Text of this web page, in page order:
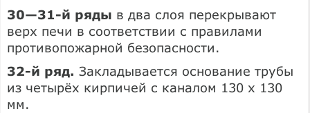
30—31-й ряды в два слоя перекрывают
верх печи в соответствии с правилами
противопожарной безопасности.
32-й ряд. Закладывается основание трубы
из четырёх кирпичей с каналом 130 х 130
мм.